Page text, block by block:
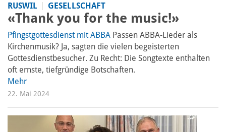
RUSWIL GESELLSCHAFT
«Thank you for the music!»
Pfingstgottesdienst mit ABBA Passen ABBA-Lieder als
Kirchenmusik? Ja, sagten die vielen begeisterten
Gottesdienstbesucher. Zu Recht: Die Songtexte enthalten
oft ernste, tiefgründige Botschaften.
Mehr
22. Mai 2024